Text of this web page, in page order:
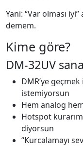
Yani: “Var olması iyi”
demem.
Kime göre?
DM-32UV
DMR’ye
istemiyorsun
Hem analog
Hotspot kurarım
diyorsun
“Kurcalamayı